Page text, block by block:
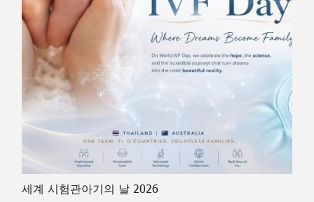
세계 시험관아기의 날 2026